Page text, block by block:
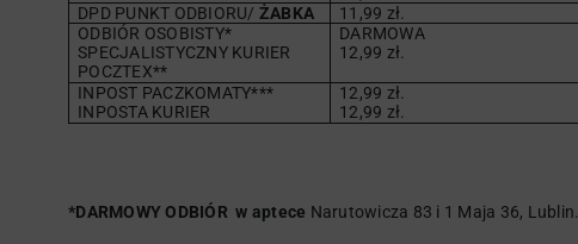
DPD PUNKT ODBIORU/ ŻABKA 11,99 zł.
ODBIÓR OSOBISTY*
SPECJALISTYCZNY KURIER
POCZTEX**
DARMOWA
12,99 zł.
INPOST PACZKOMATY***
INPOSTA KURIER
12,99 zł.
12,99 zł.
*DARMOWY ODBIÓR w aptece Narutowicza 83 i 1 Maja 36, Lublin.